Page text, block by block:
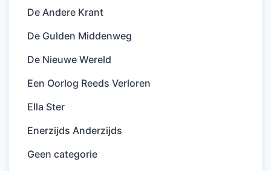
De Andere Krant
De Gulden Middenweg
De Nieuwe Wereld
Een Oorlog Reeds Verloren
Ella Ster
Enerzijds Anderzijds
Geen categorie